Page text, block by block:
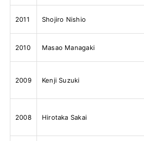
2011 Shojiro Nishio
2010 Masao Managaki
2009 Kenji Suzuki
2008 Hirotaka Sakai